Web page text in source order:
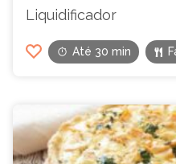
Liquidificador
Até 30 min